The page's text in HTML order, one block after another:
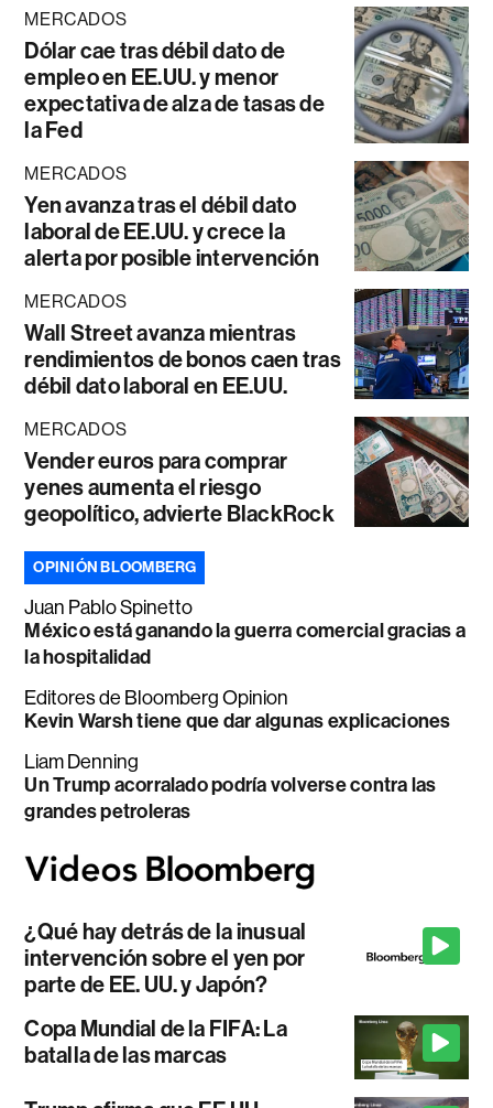
MERCADOS
Dólar cae tras débil dato de
empleo en EE.UU. y menor
expectativa de alza de tasas de
la Fed
MERCADOS
Yen avanza tras el débil dato
laboral de EE.UU. y crece la
alerta por posible intervención
MERCADOS
Wall Street avanza mientras
rendimientos de bonos caen tras
débil dato laboral en EE.UU.
MERCADOS
Vender euros para comprar
yenes aumenta el riesgo
geopolítico, advierte BlackRock
OPINIÓN BLOOMBERG
Juan Pablo Spinetto
México está ganando la guerra comercial gracias a
la hospitalidad
Editores de Bloomberg Opinion
Kevin Warsh tiene que dar algunas explicaciones
Liam Denning
Un Trump acorralado podría volverse contra las
grandes petroleras
¿Qué hay detrás de la inusual
intervención sobre el yen por
parte de EE. UU. y Japón?
Copa Mundial de la FIFA: La
batalla de las marcas